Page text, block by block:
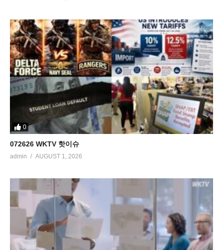
0
072626 WKTV 핫이슈
admin AUGUST 1, 2026